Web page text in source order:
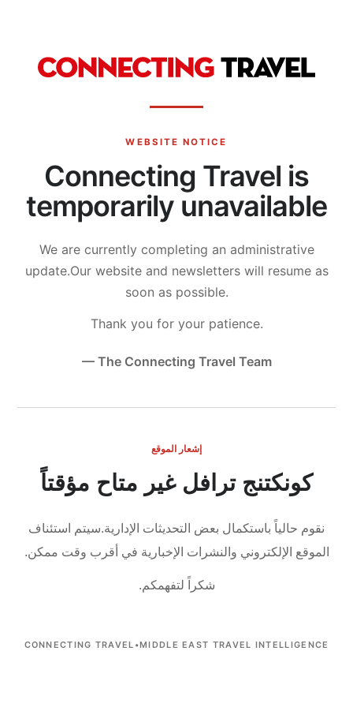
WEBSITE NOTICE
Connecting Travel is
temporarily unavailable
We are currently completing an administrative
update.Our website and newsletters will resume as
soon as possible.
Thank you for your patience.
— The Connecting Travel Team
إشعار الموقع
كونكتنج ترافل غير متاح مؤقتاً
نقوم حالياً باستكمال بعض التحديثات الإدارية.سيتم استئناف
الموقع الإلكتروني والنشرات الإخبارية في أقرب وقت ممكن.
شكراً لتفهمكم.
CONNECTING TRAVEL •MIDDLE EAST TRAVEL INTELLIGENCE